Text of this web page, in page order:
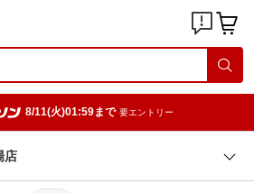
8/11(火)01:59まで 要エントリー
店